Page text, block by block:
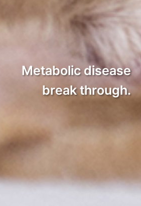
Metabolic disease
break through.